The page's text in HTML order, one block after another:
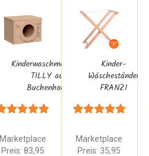
Kinderwaschmaschine
TILLY aus
Buchenholz...
Marketplace
Preis: 83,95
Kinder-
Wäscheständer
FRANZI
Marketplace
Preis: 35,95